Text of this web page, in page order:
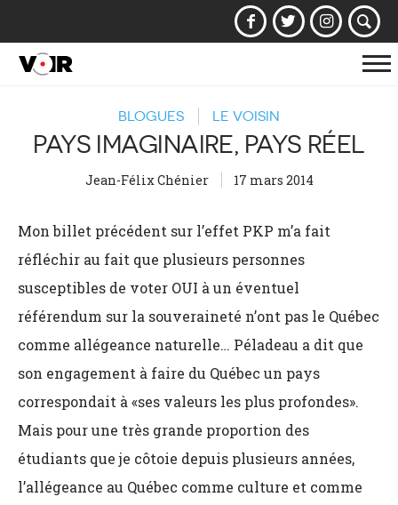
BLOGUES LE VOISIN
PAYS IMAGINAIRE, PAYS RÉEL
Jean-Félix Chénier 17 mars 2014
Mon billet précédent sur l’effet PKP m’a fait
réfléchir au fait que plusieurs personnes
susceptibles de voter OUI à un éventuel
référendum sur la souveraineté n’ont pas le Québec
comme allégeance naturelle… Péladeau a dit que
son engagement à faire du Québec un pays
correspondait à «ses valeurs les plus profondes».
Mais pour une très grande proportion des
étudiants que je côtoie depuis plusieurs années,
l’allégeance au Québec comme culture et comme